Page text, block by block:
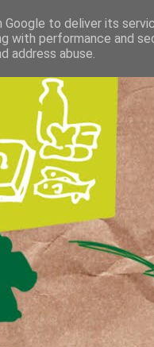
to deliver its
with performance and
address abuse.